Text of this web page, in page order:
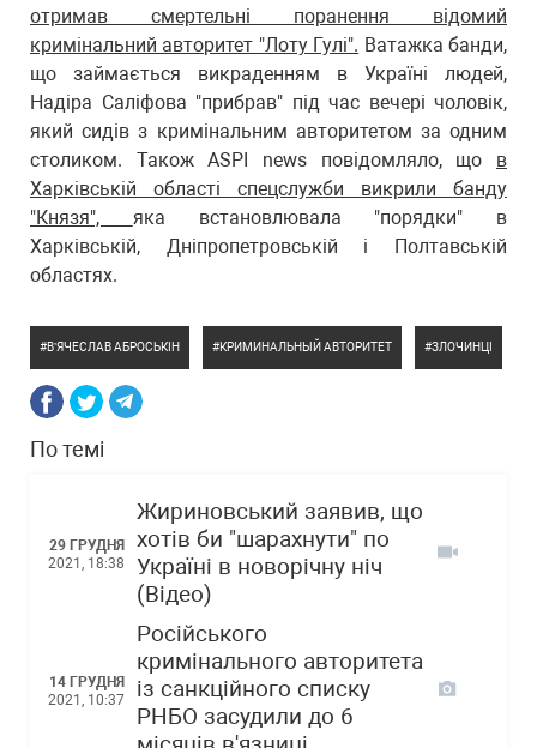
отримав смертельні поранення відомий
кримінальний авторитет "Лоту Гулі". Ватажка банди,
що займається викраденням в Україні людей,
Надіра Саліфова "прибрав" під час вечері чоловік,
який сидів з кримінальним авторитетом за одним
столиком. Також ASPI news повідомляло, що в
Харківській області спецслужби викрили банду
"Князя", яка встановлювала "порядки" в
Харківській, Дніпропетровській і Полтавській
областях.
В’ЯЧЕСЛАВ АБРОСЬКІН КРИМИНАЛЬНЫЙ АВТОРИТЕТ ЗЛОЧИНЦІ
По темі
29 ГРУДНЯ
2021, 18:38
Жириновський заявив, що
хотів би "шарахнути" по
Україні в новорічну ніч
(Відео)
14 ГРУДНЯ
2021, 10:37
Російського
кримінального авторитета
із санкційного списку
РНБО засудили до 6